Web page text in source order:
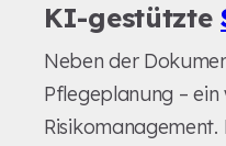
KI-gestützte
Neben der
Pflegeplanung –